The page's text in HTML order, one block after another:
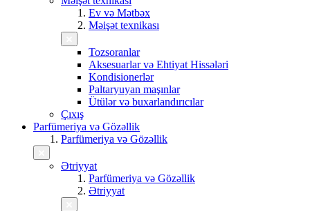
Ev və Mətbəx
Məişət texnikası
Tozsoranlar
Aksesuarlar və Ehtiyat Hissələri
Kondisionerlər
Paltaryuyan maşınlar
Ütülər və buxarlandırıcılar
Çıxış
Parfümeriya və Gözəllik
Parfümeriya və Gözəllik
Ətriyyat
Parfümeriya və Gözəllik
Ətriyyat